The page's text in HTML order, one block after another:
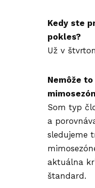
Kedy ste
pokles?
Už v
Nemôže
Som typ
a
sledujeme
aktuálna
štandard.